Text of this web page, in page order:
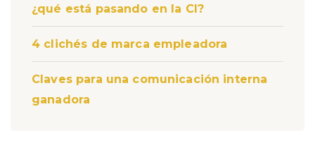
¿qué está pasando en la CI?
4 clichés de marca empleadora
Claves para una comunicación interna
ganadora